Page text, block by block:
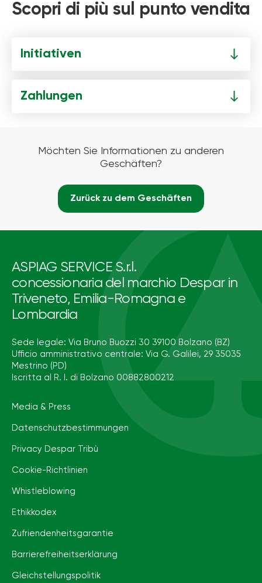
Scopri di più sul punto vendita
Initiativen
Zahlungen
Möchten Sie Informationen zu anderen
Geschäften?
Zurück zu dem Geschäften
ASPIAG SERVICE S.r.l.
concessionaria del marchio Despar in
Triveneto, Emilia-Romagna e
Lombardia
Sede legale: Via Bruno Buozzi 30 39100 Bolzano (BZ)
Ufficio amministrativo centrale: Via G. Galilei, 29 35035
Mestrino (PD)
Iscritta al R. I. di Bolzano 00882800212
Media & Press
Datenschutzbestimmungen
Privacy Despar Tribù
Cookie-Richtlinien
Whistleblowing
Ethikkodex
Zufriendenheitsgarantie
Barrierefreiheits­erklärung
Gleichstellungspolitik